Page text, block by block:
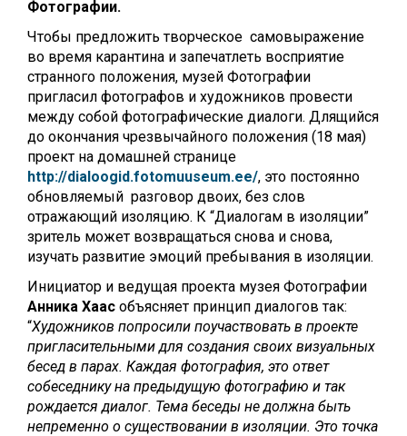
Фотографии.
Чтобы предложить творческое самовыражение
во время карантина и запечатлеть восприятие
странного положения, музей Фотографии
пригласил фотографов и художников провести
между собой фотографические диалоги. Длящийся
до окончания чрезвычайного положения (18 мая)
проект на домашней странице
http://dialoogid.fotomuuseum.ee/, это постоянно
обновляемый разговор двоих, без слов
отражающий изоляцию. К “Диалогам в изоляции”
зритель может возвращаться снова и снова,
изучать развитие эмоций пребывания в изоляции.
Инициатор и ведущая проекта музея Фотографии
Анника Хаас объясняет принцип диалогов так:
“Художников попросили поучаствовать в проекте
пригласительными для создания своих визуальных
бесед в парах. Каждая фотография, это ответ
собеседнику на предыдущую фотографию и так
рождается диалог. Тема беседы не должна быть
непременно о существовании в изоляции. Это точка